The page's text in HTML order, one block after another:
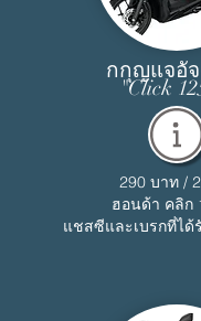
กกุญแจอั
"Click
290 บาท /
ฮอนด้า คลิก
แชสซีและเบรกที่ได้